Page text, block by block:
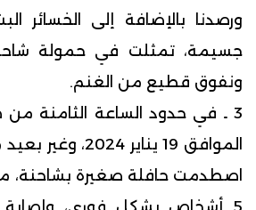
ورصدنا بالإضافة إلى الخسائر
جسيمة، تمثلت في حمولة
ونفوق قطيع من الغنم.
3 ـ في حدود الساعة الثامنة
الموافق 19 يناير
اصطدمت حافلة صغيرة بشاحنة،